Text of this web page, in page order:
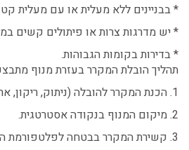
* בבניינים ללא מעלית או עם מעלית
* יש מדרגות צרות או פיתולים קשים
* בדירות בקומות הגבוהות.
תהליך הובלת המקרר בעזרת מנוף
1. הכנת המקרר להובלה (ניתוק, ריקון, אריזה).
2. מיקום המנוף בנקודה אסטרטגית.
3. קשירת המקרר בבטחה לפלטפורמת ההרמה.